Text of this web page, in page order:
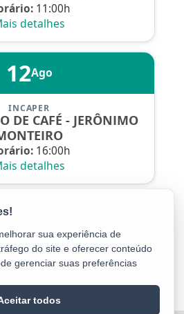
11:00h
detalhes
12Ago
INCAPER
DE CAFÉ - JERÔNIMO
16:00h
detalhes
Próximos →
Calendário
sua experiência de
do site e oferecer conteúdo
gerenciar suas preferências
todos